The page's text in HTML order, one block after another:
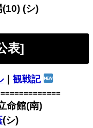
(シ)
表]
｜ 観戦記
命館(南)
(シ)